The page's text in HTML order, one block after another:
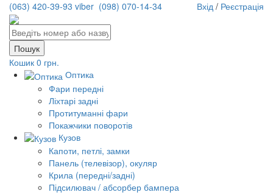
(063) 420-39-93 viber (098) 070-14-34 Вхід / Реєстрація
Кошик 0 грн.
Оптика
Фари передні
Ліхтарі задні
Протитуманні фари
Покажчики поворотів
Кузов
Капоти, петлі, замки
Панель (телевізор), окуляр
Крила (передні/задні)
Підсилювач / абсорбер бампера